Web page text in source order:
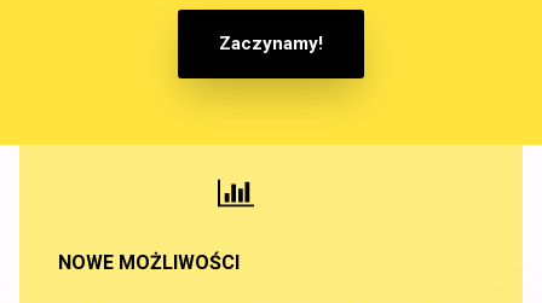
Zaczynamy!
NOWE MOŻLIWOŚCI